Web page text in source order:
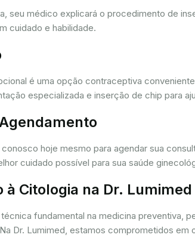
seu médico explicará o procedimento de
cuidado e habilidade.
é uma opção contraceptiva
especializada e inserção de chip para
hoje mesmo para agendar sua
cuidado possível para sua saúde
à Citologia na Dr. Lumimed
fundamental na medicina preventiva,
Dr. Lumimed, estamos comprometidos